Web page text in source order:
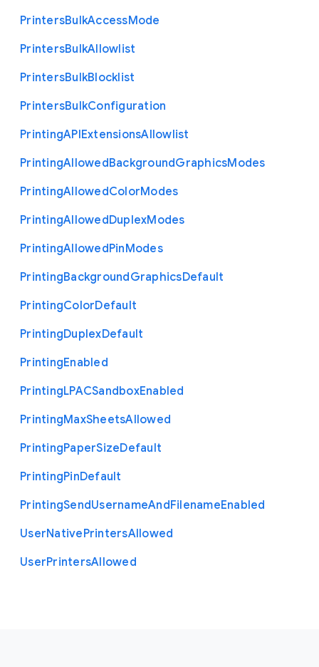
PrintersBulkAccessMode
PrintersBulkAllowlist
PrintersBulkBlocklist
PrintersBulkConfiguration
PrintingAPIExtensionsAllowlist
PrintingAllowedBackgroundGraphicsModes
PrintingAllowedColorModes
PrintingAllowedDuplexModes
PrintingAllowedPinModes
PrintingBackgroundGraphicsDefault
PrintingColorDefault
PrintingDuplexDefault
PrintingEnabled
PrintingLPACSandboxEnabled
PrintingMaxSheetsAllowed
PrintingPaperSizeDefault
PrintingPinDefault
PrintingSendUsernameAndFilenameEnabled
UserNativePrintersAllowed
UserPrintersAllowed